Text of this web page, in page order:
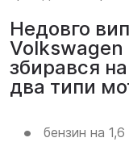
Недовго
Volkswagen
збирався
два типи
бензин на 1,6